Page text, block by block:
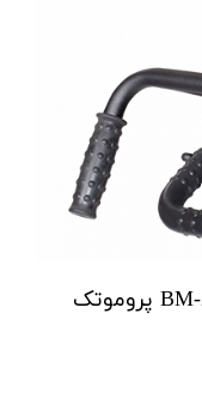
پخ زن پرتابل لوله و ورق مدل BM-21 پروموتک